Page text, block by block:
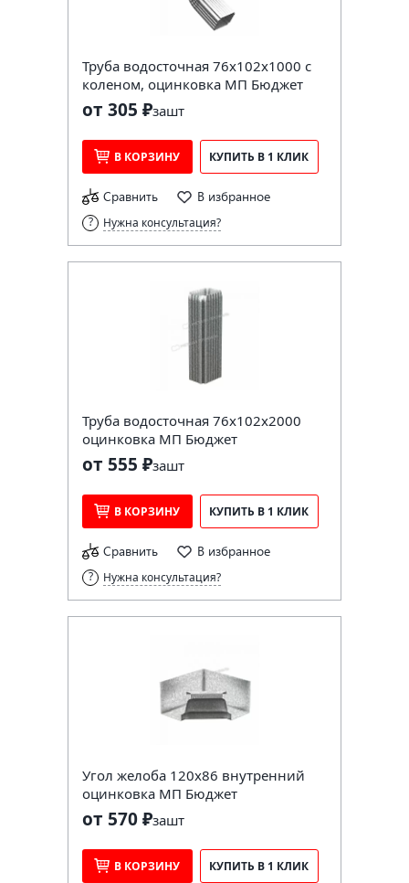
Труба водосточная 76х102х1000 с
коленом, оцинковка МП Бюджет
от 305 ₽зашт
В КОРЗИНУ КУПИТЬ В 1 КЛИК
Сравнить В избранное
Нужна консультация?
Труба водосточная 76х102х2000
оцинковка МП Бюджет
от 555 ₽зашт
В КОРЗИНУ КУПИТЬ В 1 КЛИК
Сравнить В избранное
Нужна консультация?
Угол желоба 120х86 внутренний
оцинковка МП Бюджет
от 570 ₽зашт
В КОРЗИНУ КУПИТЬ В 1 КЛИК